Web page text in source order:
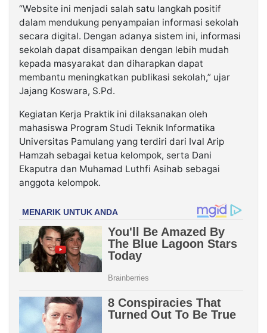
“Website ini menjadi salah satu langkah positif
dalam mendukung penyampaian informasi sekolah
secara digital. Dengan adanya sistem ini, informasi
sekolah dapat disampaikan dengan lebih mudah
kepada masyarakat dan diharapkan dapat
membantu meningkatkan publikasi sekolah,” ujar
Jajang Koswara, S.Pd.
Kegiatan Kerja Praktik ini dilaksanakan oleh
mahasiswa Program Studi Teknik Informatika
Universitas Pamulang yang terdiri dari Ival Arip
Hamzah sebagai ketua kelompok, serta Dani
Ekaputra dan Muhamad Luthfi Asihab sebagai
anggota kelompok.